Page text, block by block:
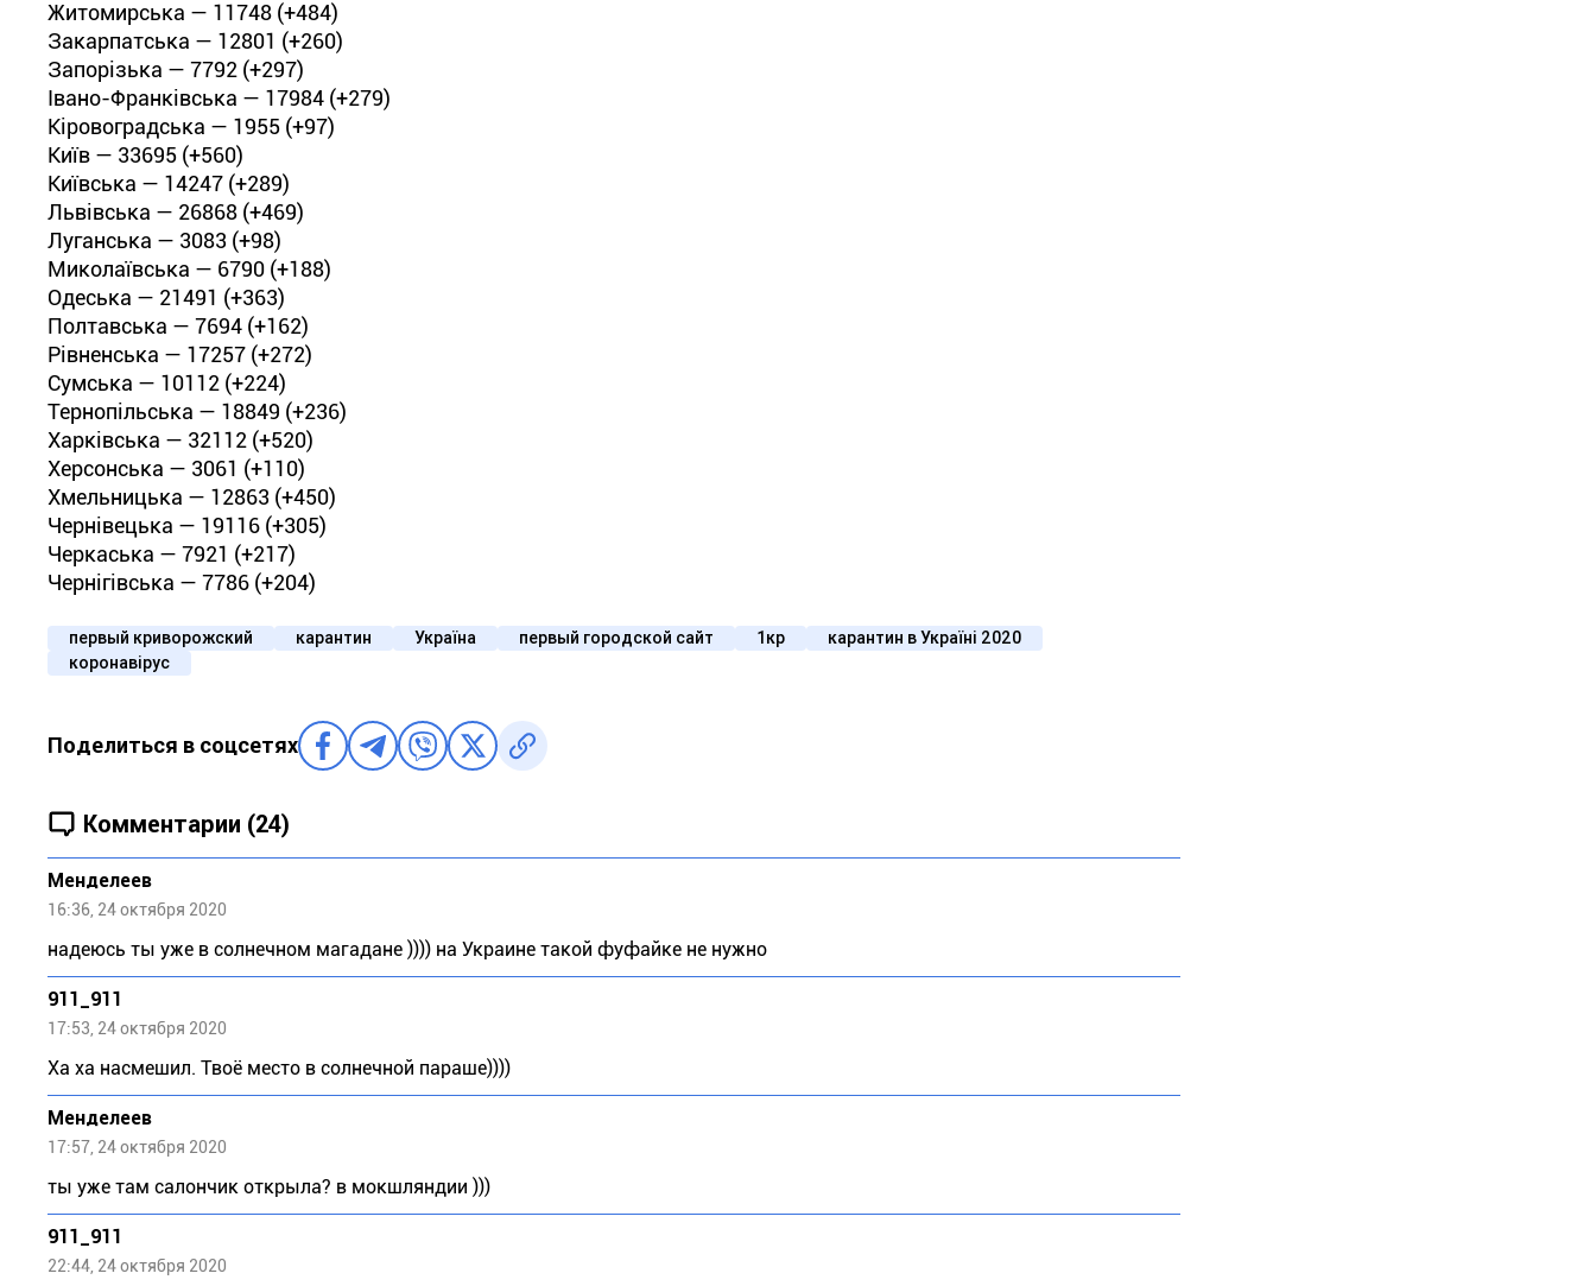
Житомирська — 11748 (+484)
Закарпатська — 12801 (+260)
Запорізька — 7792 (+297)
Івано-Франківська — 17984 (+279)
Кіровоградська — 1955 (+97)
Київ — 33695 (+560)
Київська — 14247 (+289)
Львівська — 26868 (+469)
Луганська — 3083 (+98)
Миколаївська — 6790 (+188)
Одеська — 21491 (+363)
Полтавська — 7694 (+162)
Рівненська — 17257 (+272)
Сумська — 10112 (+224)
Тернопільська — 18849 (+236)
Харківська — 32112 (+520)
Херсонська — 3061 (+110)
Хмельницька — 12863 (+450)
Чернівецька — 19116 (+305)
Черкаська — 7921 (+217)
Чернігівська — 7786 (+204)
первый криворожский карантин Україна первый городской сайт 1кр
карантин в Україні 2020
коронавірус
Поделиться в соцсетях
Комментарии (24)
Meндeлeeв
16:36, 24 октября 2020
надеюсь ты уже в солнечном магадане )))) на Украине такой фуфайке не нужно
911_911
17:53, 24 октября 2020
Ха ха насмешил. Твоё место в солнечной параше))))
Meндeлeeв
17:57, 24 октября 2020
ты уже там салончик открыла? в мокшляндии )))
911_911
22:44, 24 октября 2020